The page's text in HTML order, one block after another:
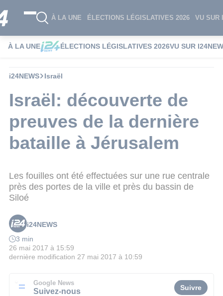
À LA UNE ÉLECTIONS LÉGISLATIVES 2026 VU SUR
À LA UNE ÉLECTIONS LÉGISLATIVES 2026VU SUR
i24NEWS Israël
Israël: découverte de
preuves de la dernière
bataille à Jérusalem
Les fouilles ont été effectuées sur une rue centrale
près des portes de la ville et près du bassin de
Siloé
i24NEWS
3 min
26 mai 2017 à 15:59
dernière modification 27 mai 2017 à 10:59
Google News
Suivez-nous Suivre